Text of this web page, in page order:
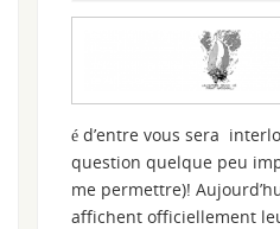
é d’entre vous sera
question quelque peu
me permettre)!
affichent officiellement